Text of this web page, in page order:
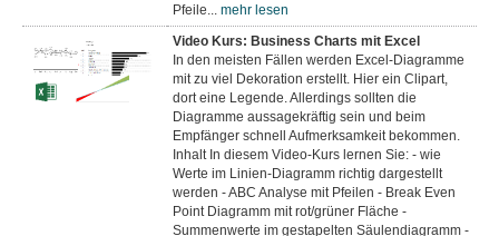
Pfeile... mehr lesen
Video Kurs: Business Charts mit Excel
In den meisten Fällen werden Excel-Diagramme
mit zu viel Dekoration erstellt. Hier ein Clipart,
dort eine Legende. Allerdings sollten die
Diagramme aussagekräftig sein und beim
Empfänger schnell Aufmerksamkeit bekommen.
Inhalt In diesem Video-Kurs lernen Sie: - wie
Werte im Linien-Diagramm richtig dargestellt
werden - ABC Analyse mit Pfeilen - Break Even
Point Diagramm mit rot/grüner Fläche -
Summenwerte im gestapelten Säulendiagramm -